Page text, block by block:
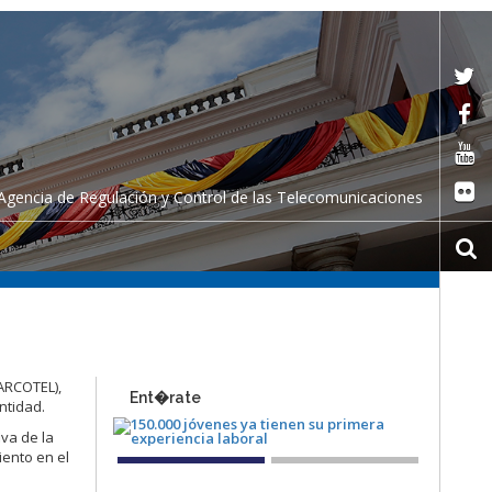
de Regulación y Control de las Telecomunicaciones
de la
en el
Ent�rate